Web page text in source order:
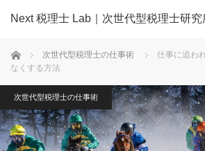
Next 税理士 Lab｜次世代型税理士研究
ホーム 次世代型税理士の仕事術
仕事に追わ
なくする方法
次世代型税理士の仕事術